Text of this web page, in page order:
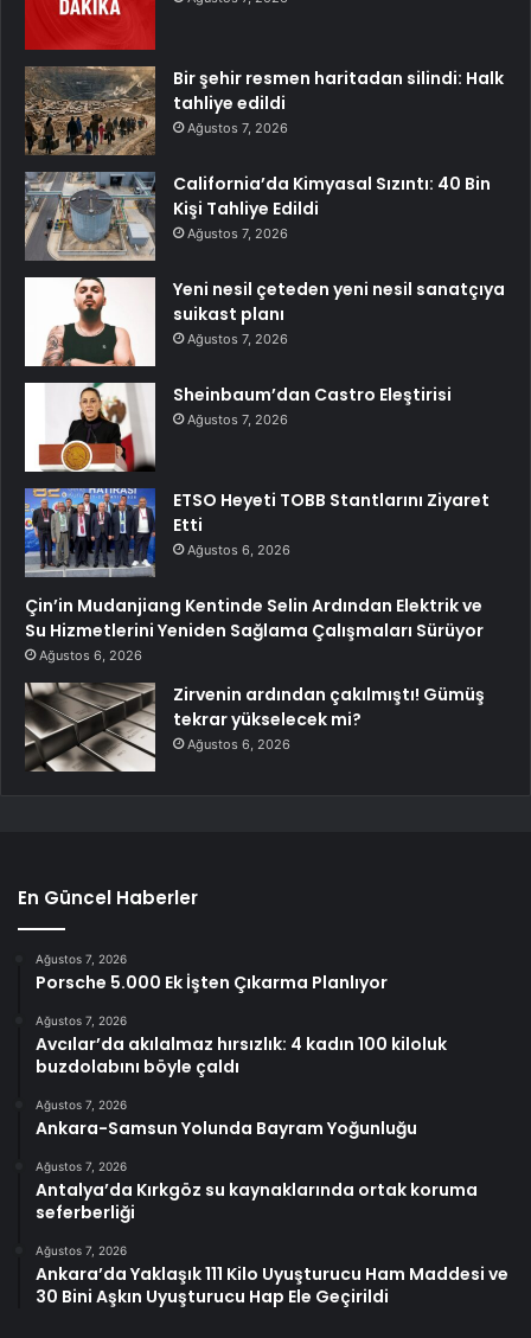
Bir şehir resmen haritadan silindi: Halk
tahliye edildi
Ağustos 7, 2026
California’da Kimyasal Sızıntı: 40 Bin
Kişi Tahliye Edildi
Ağustos 7, 2026
Yeni nesil çeteden yeni nesil sanatçıya
suikast planı
Ağustos 7, 2026
Sheinbaum’dan Castro Eleştirisi
Ağustos 7, 2026
ETSO Heyeti TOBB Stantlarını Ziyaret
Etti
Ağustos 6, 2026
Çin’in Mudanjiang Kentinde Selin Ardından Elektrik ve
Su Hizmetlerini Yeniden Sağlama Çalışmaları Sürüyor
Ağustos 6, 2026
Zirvenin ardından çakılmıştı! Gümüş
tekrar yükselecek mi?
Ağustos 6, 2026
En Güncel Haberler
Ağustos 7, 2026
Porsche 5.000 Ek İşten Çıkarma Planlıyor
Ağustos 7, 2026
Avcılar’da akılalmaz hırsızlık: 4 kadın 100 kiloluk
buzdolabını böyle çaldı
Ağustos 7, 2026
Ankara-Samsun Yolunda Bayram Yoğunluğu
Ağustos 7, 2026
Antalya’da Kırkgöz su kaynaklarında ortak koruma
seferberliği
Ağustos 7, 2026
Ankara’da Yaklaşık 111 Kilo Uyuşturucu Ham Maddesi ve
30 Bini Aşkın Uyuşturucu Hap Ele Geçirildi